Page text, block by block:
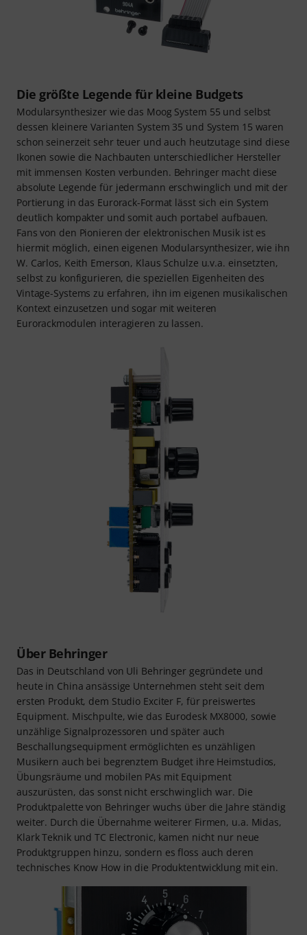
Die größte Legende für kleine Budgets
Modularsynthesizer wie das Moog System 55 und selbst
dessen kleinere Varianten System 35 und System 15 waren
schon seinerzeit sehr teuer und auch heutzutage sind diese
Ikonen sowie die Nachbauten unterschiedlicher Hersteller
mit immensen Kosten verbunden. Behringer macht diese
absolute Legende für jedermann erschwinglich und mit der
Portierung in das Eurorack-Format lässt sich ein System
deutlich kompakter und somit auch portabel aufbauen.
Fans von den Pionieren der elektronischen Musik ist es
hiermit möglich, einen eigenen Modularsynthesizer, wie ihn
W. Carlos, Keith Emerson, Klaus Schulze u.v.a. einsetzten,
selbst zu konfigurieren, die speziellen Eigenheiten des
Vintage-Systems zu erfahren, ihn im eigenen musikalischen
Kontext einzusetzen und sogar mit weiteren
Eurorackmodulen interagieren zu lassen.
Über Behringer
Das in Deutschland von Uli Behringer gegründete und
heute in China ansässige Unternehmen steht seit dem
ersten Produkt, dem Studio Exciter F, für preiswertes
Equipment. Mischpulte, wie das Eurodesk MX8000, sowie
unzählige Signalprozessoren und später auch
Beschallungsequipment ermöglichten es unzähligen
Musikern auch bei begrenztem Budget ihre Heimstudios,
Übungsräume und mobilen PAs mit Equipment
auszurüsten, das sonst nicht erschwinglich war. Die
Produktpalette von Behringer wuchs über die Jahre ständig
weiter. Durch die Übernahme weiterer Firmen, u.a. Midas,
Klark Teknik und TC Electronic, kamen nicht nur neue
Produktgruppen hinzu, sondern es floss auch deren
technisches Know How in die Produktentwicklung mit ein.